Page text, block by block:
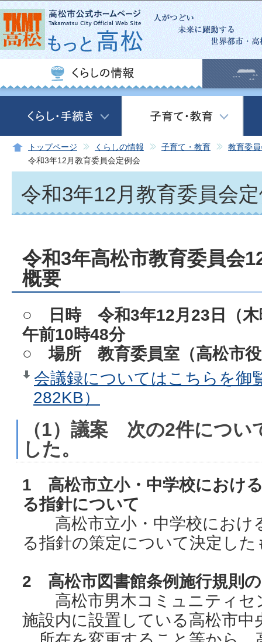
この
トップページ くらしの情報 子育て・教育
教育委
令和3年12月教育委員会定例会
令和3年12月教育委員会
令和3年高松市教育委員会
概要
○ 日時 令和3年12月23日（
午前10時48分
○ 場所 教育委員室（高松市役
会議録についてはこちらを御
282KB）
（1）議案 次の2件につい
した。
1 高松市立小・中学校におけ
る指針について
高松市立小・中学校におけ
る指針の策定について決定した
2 高松市図書館条例施行規則
高松市男木コミュニティセ
施設内に設置している高松市中